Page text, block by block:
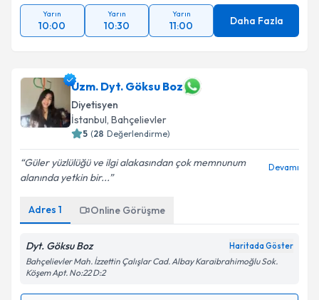
Yarın
10:00
Yarın
10:30
Yarın
11:00 Daha Fazla
Uzm. Dyt. Göksu Boz
Diyetisyen
İstanbul, Bahçelievler
5 (28 Değerlendirme)
Güler yüzlülüğü ve ilgi alakasından çok memnunum
alanında yetkin bir...
Devamı
Adres 1 Online Görüşme
Dyt. Göksu Boz Haritada Göster
Bahçelievler Mah. İzzettin Çalışlar Cad. Albay Karaibrahimoğlu Sok.
Köşem Apt. No:22 D:2